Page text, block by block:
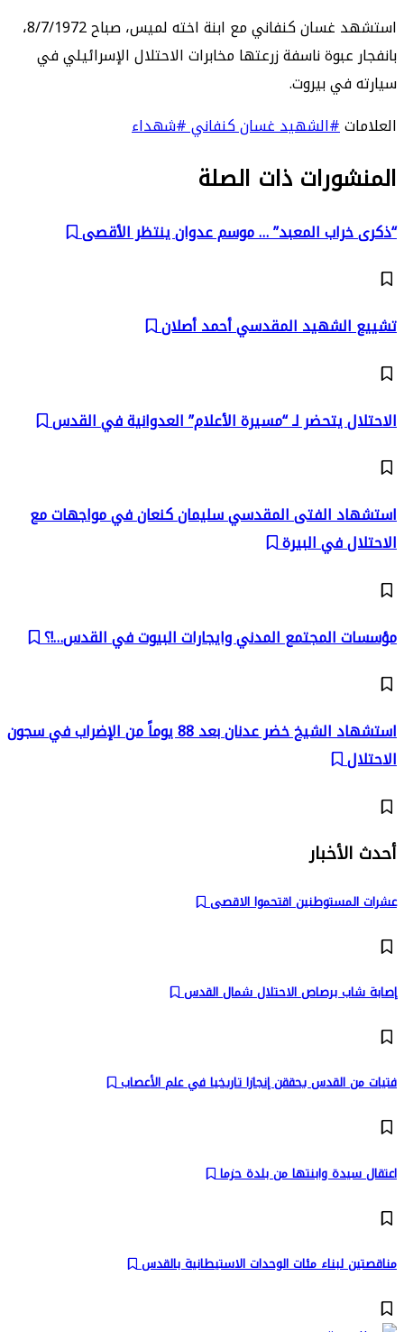
استشهد غسان كنفاني مع ابنة اخته لميس، صباح 8/7/1972،
بانفجار عبوة ناسفة زرعتها مخابرات الاحتلال الإسرائيلي في
سيارته في بيروت.
العلامات#الشهيد غسان كنفاني#شهداء
المنشورات ذات الصلة
“ذكرى خراب المعبد” … موسم عدوان ينتظر الأقصى
تشييع الشهيد المقدسي أحمد أصلان
الاحتلال يتحضر لـ “مسيرة الأعلام” العدوانية في القدس
استشهاد الفتى المقدسي سليمان كنعان في مواجهات مع
الاحتلال في البيرة
مؤسسات المجتمع المدني وايجارات البيوت في القدس…!؟
استشهاد الشيخ خضر عدنان بعد 88 يوماً من الإضراب في سجون
الاحتلال
أحدث الأخبار
عشرات المستوطنين اقتحموا الاقصى
إصابة شاب برصاص الاحتلال شمال القدس
فتيات من القدس يحققن إنجازا تاريخيا في علم الأعصاب
اعتقال سيدة وابنتها من بلدة حزما
مناقصتين لبناء مئات الوحدات الاستيطانية بالقدس